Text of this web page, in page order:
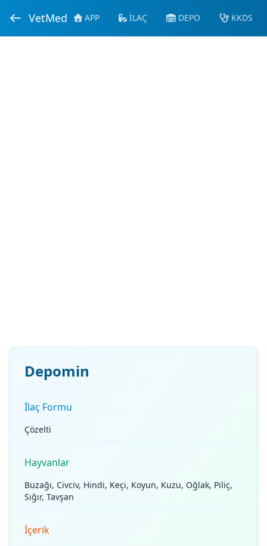
VetMed APP İLAÇ DEPO KKDS
Depomin
İlaç Formu
Çözelti
Hayvanlar
Buzağı, Civciv, Hindi, Keçi, Koyun, Kuzu, Oğlak, Piliç,
Sığır, Tavşan
İçerik